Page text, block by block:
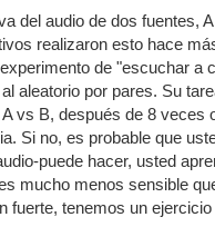
del audio de dos fuentes,
realizaron esto hace
de "escuchar a
aleatorio por pares. Su
vs B, después de 8 veces
Si no, es probable que
puede hacer, usted
mucho menos sensible
fuerte, tenemos un